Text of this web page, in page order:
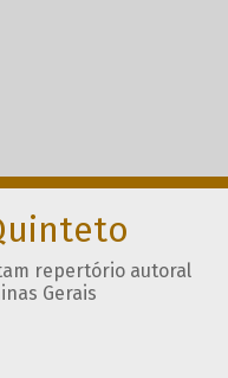
repertório autoral
Gerais